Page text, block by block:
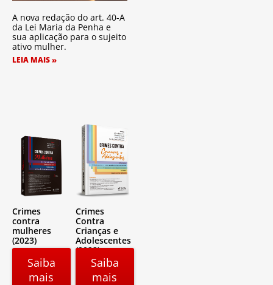
A nova redação do art. 40-A
da Lei Maria da Penha e
sua aplicação para o sujeito
ativo mulher.
LEIA MAIS »
Crimes
contra
mulheres
(2023)
Saiba
mais
Crimes
Contra
Crianças e
Adolescentes
(2022)
Saiba
mais